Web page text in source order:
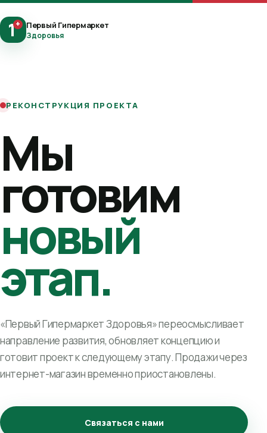
1+ Первый Гипермаркет
Здоровья
РЕКОНСТРУКЦИЯ ПРОЕКТА
Мы
готовим
новый
этап.
«Первый Гипермаркет Здоровья» переосмысливает
направление развития, обновляет концепцию и
готовит проект к следующему этапу. Продажи через
интернет-магазин временно приостановлены.
Связаться с нами